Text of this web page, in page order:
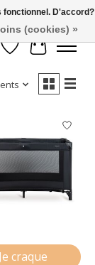
Liste de souhaits
Panier
Je craque
fonctionnel. D'accord?
(cookies) »